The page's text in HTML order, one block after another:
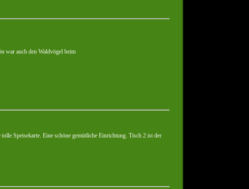
war auch den Waldvögel beim
Speisekarte. Eine schöne gemütliche Einrichtung. Tisch 2 ist der